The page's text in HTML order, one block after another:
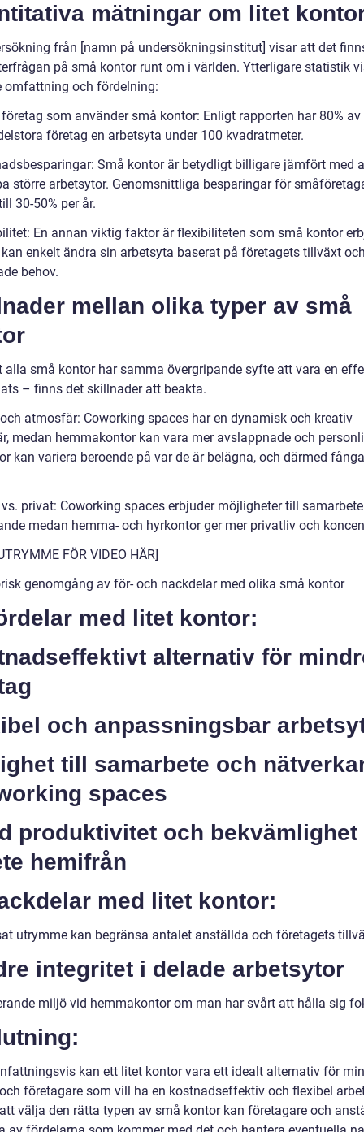
mätningar om litet
från [namn på undersökningsinstitut] visar att det
på små kontor runt om i världen. Ytterligare statistik
omfattning och fördelning:
som använder små kontor: Enligt rapporten har 80%
företag en arbetsyta under 100 kvadratmeter.
Små kontor är betydligt billigare jämfört med
större arbetsytor. Genomsnittliga besparingar för
30-50% per år.
En annan viktig faktor är flexibiliteten som små kontor
enkelt ändra sin arbetsyta baserat på företagets tillväxt
behov.
mellan olika typer av små
alla små kontor har samma övergripande syfte att vara en
– finns det skillnader att beakta.
atmosfär: Coworking spaces har en dynamisk och kreativ
medan hemmakontor kan vara mer avslappnade och
kan variera beroende på var de är belägna, och därmed
privat: Coworking spaces erbjuder möjligheter till
medan hemma- och hyrkontor ger mer privatliv och
FÖR VIDEO HÄR]
genomgång av för- och nackdelar med olika små kontor
med litet kontor:
alternativ för
och anpassningsbar
till samarbete och
spaces
produktivitet och bekvämlighet
hemifrån
med litet kontor:
utrymme kan begränsa antalet anställda och företagets
integritet i delade arbetsytor
miljö vid hemmakontor om man har svårt att hålla sig
kan ett litet kontor vara ett idealt alternativ för
företagare som vill ha en kostnadseffektiv och flexibel
välja den rätta typen av små kontor kan företagare och